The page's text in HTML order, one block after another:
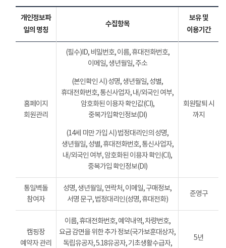
개인정보파
일의 명칭
수집항목
보유 및
이용기간
홈페이지
회원관리
(필수)ID, 비밀번호, 이름, 휴대전화번호,
이메일, 생년월일, 주소
(본인확인 시) 성명, 생년월일, 성별,
휴대전화번호, 통신사업자, 내/외국인 여부,
암호화된 이용자 확인값(CI),
중복가입확인정보(DI)
(14세 미만 가입 시) 법정대리인의 성명,
생년월일, 성별, 휴대전화번호, 통신사업자,
내/외국인 여부, 암호화된 이용자 확인(CI),
중복가입 확인정보(DI)
회원탈퇴 시
까지
통일벽돌
참여자
성명, 생년월일, 연락처, 이메일, 구매정보,
서명 문구, 법정대리인(성명, 휴대전화)
준영구
캠핑장
예약자 관리
이름, 휴대전화번호, 예약내역, 차량번호,
요금 감면을 위한 추가 정보(국가보훈대상자,
독립유공자, 5.18유공자, 기초생활수급자,
5년